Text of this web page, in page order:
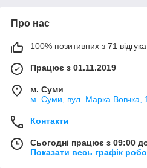
Про нас
100% позитивних з 71 відгука
Працює з 01.11.2019
м. Суми
м. Суми, вул. Марка Вовчка,
Контакти
Сьогодні працює з 09:00
Показати весь графік